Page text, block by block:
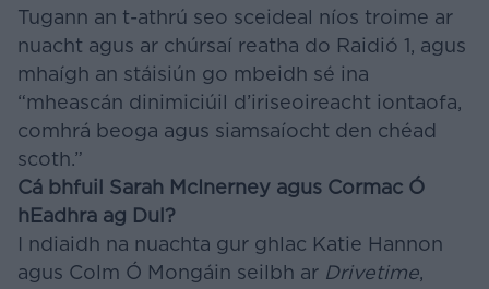
Tugann an t-athrú seo sceideal níos troime ar
nuacht agus ar chúrsaí reatha do Raidió 1, agus
mhaígh an stáisiún go mbeidh sé ina
“mheascán dinimiciúil d’iriseoireacht iontaofa,
comhrá beoga agus siamsaíocht den chéad
scoth.”
Cá bhfuil Sarah McInerney agus Cormac Ó
hEadhra ag Dul?
I ndiaidh na nuachta gur ghlac Katie Hannon
agus Colm Ó Mongáin seilbh ar Drivetime,